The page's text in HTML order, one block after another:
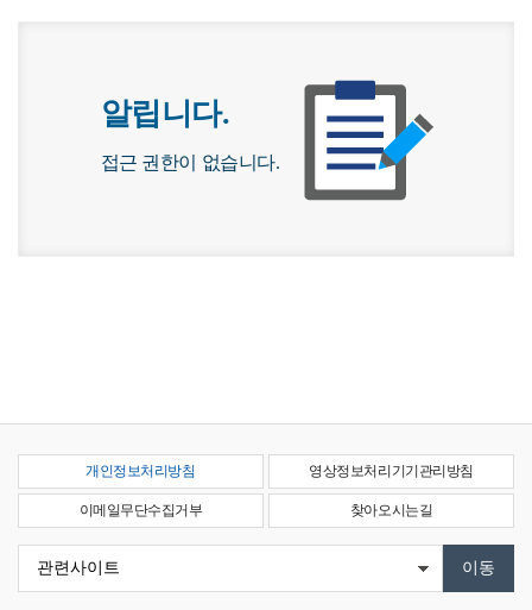
알립니다.
접근 권한이 없습니다.
개인정보처리방침 영상정보처리기기관리방침
이메일무단수집거부 찾아오시는길